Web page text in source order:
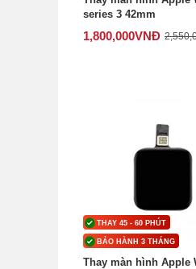
series 3 42mm
1,800,000VNĐ
THAY 45 - 60 PHÚT
BẢO HÀNH 3 THÁNG
Thay màn hình Apple